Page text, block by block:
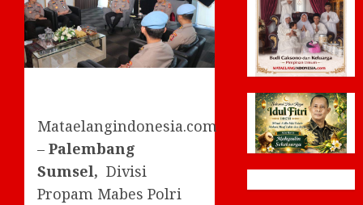
Mataelangindonesia.com
– Palembang
Sumsel, Divisi
Propam Mabes Polri